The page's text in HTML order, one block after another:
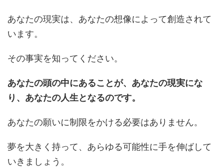
あなたの現実は、あなたの想像によって創造されて
います。
その事実を知ってください。
あなたの頭の中にあることが、あなたの現実にな
り、あなたの人生となるのです。
あなたの願いに制限をかける必要はありません。
夢を大きく持って、あらゆる可能性に手を伸ばして
いきましょう。